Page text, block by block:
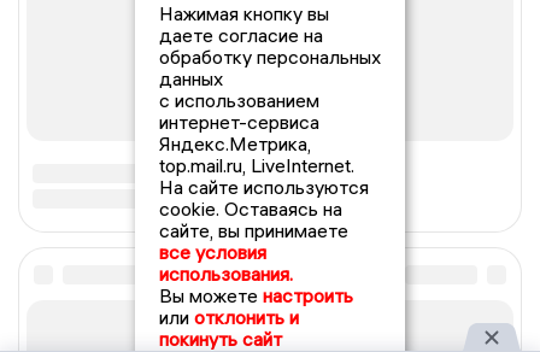
Нажимая кнопку вы
даете согласие на
обработку персональных
данных
с использованием
интернет-сервиса
Яндекс.Метрика,
top.mail.ru, LiveInternet.
На сайте используются
cookie. Оставаясь на
сайте, вы принимаете
все условия
использования.
Вы можете настроить
или отклонить и
покинуть сайт